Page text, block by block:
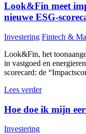
Look&Fin meet
nieuwe ESG-
Investering Fintech &
Look&Fin, het
in vastgoed en
scorecard: de
Lees verder
Hoe doe ik mijn
Investering